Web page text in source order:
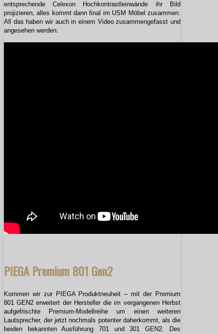
entsprechende Celexon Hochkontrastleinwände ihr Bild
projizieren, alles kommt dann final im USM Möbel zusammen.
All das haben wir auch in einem Video zusammengefasst und
angesehen werden:
PIEGA Premium 801 Gen2
Kommen wir zur PIEGA Produktneuheit – mit der Premium
801 GEN2 erweitert der Hersteller die im vergangenen Herbst
aufgefrischte Premium-Modellreihe um einen weiteren
Lautsprecher, der jetzt nochmals potenter daherkommt, als die
beiden bekannten Ausführung 701 und 301 GEN2. Des